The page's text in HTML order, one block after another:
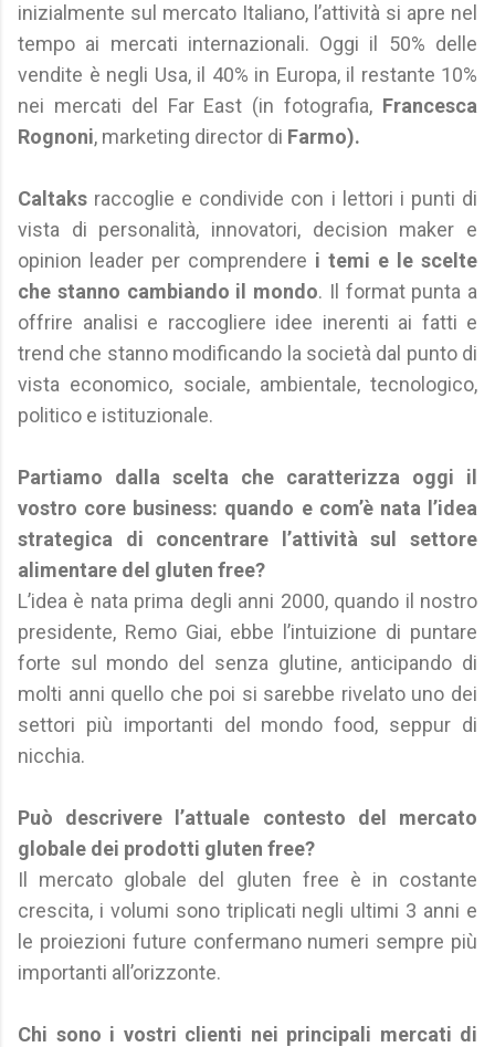
inizialmente sul mercato Italiano, l’attività si apre nel
tempo ai mercati internazionali. Oggi il 50% delle
vendite è negli Usa, il 40% in Europa, il restante 10%
nei mercati del Far East (in fotografia, Francesca
Rognoni, marketing director di Farmo).
Caltaks raccoglie e condivide con i lettori i punti di
vista di personalità, innovatori, decision maker e
opinion leader per comprendere i temi e le scelte
che stanno cambiando il mondo. Il format punta a
offrire analisi e raccogliere idee inerenti ai fatti e
trend che stanno modificando la società dal punto di
vista economico, sociale, ambientale, tecnologico,
politico e istituzionale.
Partiamo dalla scelta che caratterizza oggi il
vostro core business: quando e com’è nata l’idea
strategica di concentrare l’attività sul settore
alimentare del gluten free?
L’idea è nata prima degli anni 2000, quando il nostro
presidente, Remo Giai, ebbe l’intuizione di puntare
forte sul mondo del senza glutine, anticipando di
molti anni quello che poi si sarebbe rivelato uno dei
settori più importanti del mondo food, seppur di
nicchia.
Può descrivere l’attuale contesto del mercato
globale dei prodotti gluten free?
Il mercato globale del gluten free è in costante
crescita, i volumi sono triplicati negli ultimi 3 anni e
le proiezioni future confermano numeri sempre più
importanti all’orizzonte.
Chi sono i vostri clienti nei principali mercati di